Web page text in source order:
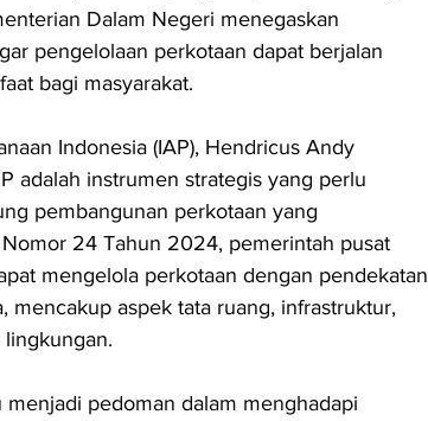
Dalam Negeri menegaskan
pengelolaan perkotaan dapat berjalan
bagi masyarakat.
Indonesia (IAP), Hendricus Andy
adalah instrumen strategis yang perlu
pembangunan perkotaan yang
24 Tahun 2024, pemerintah pusat
mengelola perkotaan dengan pendekatan
mencakup aspek tata ruang, infrastruktur,
pedoman dalam menghadapi